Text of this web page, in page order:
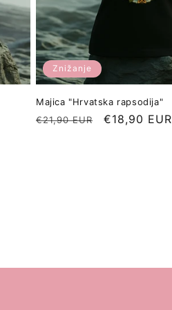
Znižanje
Majica "Hrvatska rapsodija"
Redna
€21,90 EUR
Znižana
€18,90 EUR